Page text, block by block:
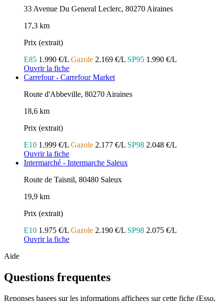
33 Avenue Du General Leclerc, 80270 Airaines
17,3 km
Prix (extrait)
E85 1.990 €/L Gazole 2.169 €/L SP95 1.990 €/L
Ouvrir la fiche
Carrefour - Carrefour Market
Route d'Abbeville, 80270 Airaines
18,6 km
Prix (extrait)
E10 1.999 €/L Gazole 2.177 €/L SP98 2.048 €/L
Ouvrir la fiche
Intermarché - Intermarche Saleux
Route de Taisnil, 80480 Saleux
19,9 km
Prix (extrait)
E10 1.975 €/L Gazole 2.190 €/L SP98 2.075 €/L
Ouvrir la fiche
Aide
Questions frequentes
Reponses basees sur les informations affichees sur cette fiche (Esso,